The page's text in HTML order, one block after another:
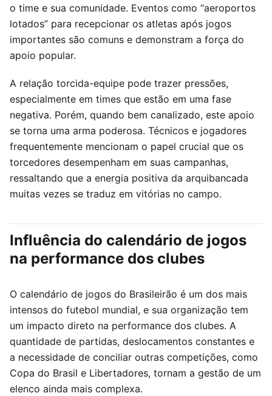
o time e sua comunidade. Eventos como “aeroportos
lotados” para recepcionar os atletas após jogos
importantes são comuns e demonstram a força do
apoio popular.
A relação torcida-equipe pode trazer pressões,
especialmente em times que estão em uma fase
negativa. Porém, quando bem canalizado, este apoio
se torna uma arma poderosa. Técnicos e jogadores
frequentemente mencionam o papel crucial que os
torcedores desempenham em suas campanhas,
ressaltando que a energia positiva da arquibancada
muitas vezes se traduz em vitórias no campo.
Influência do calendário de jogos
na performance dos clubes
O calendário de jogos do Brasileirão é um dos mais
intensos do futebol mundial, e sua organização tem
um impacto direto na performance dos clubes. A
quantidade de partidas, deslocamentos constantes e
a necessidade de conciliar outras competições, como
Copa do Brasil e Libertadores, tornam a gestão de um
elenco ainda mais complexa.